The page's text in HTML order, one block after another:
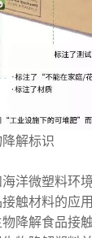
解标识
洋微塑料环
触材料的应
降解食品接